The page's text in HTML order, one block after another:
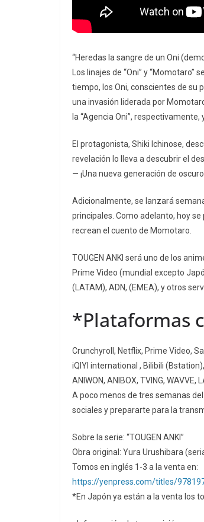
“Heredas la sangre de un Oni
Los linajes de “Oni” y
tiempo, los Oni, conscientes de su
una invasión liderada por
la “Agencia Oni”,
El protagonista, Shiki Ichinose,
revelación lo lleva a descubrir el
— ¡Una nueva generación de
Adicionalmente, se lanzará
principales. Como adelanto, hoy
recrean el cuento de Momotaro.
TOUGEN ANKI será uno de los
Prime Video (mundial excepto
(LATAM), ADN, (EMEA), y otros
*Plataformas
Crunchyroll, Netflix, Prime Video,
iQIYI international , Bilibili
ANIWON, ANIBOX, TVING, WAVVE,
A poco menos de tres semanas
sociales y prepararte para la
Sobre la serie: “TOUGEN ANKI”
Obra original: Yura Urushibara
Tomos en inglés 1-3 a la venta en:
https://yenpress.com/titles/
*En Japón ya están a la venta los